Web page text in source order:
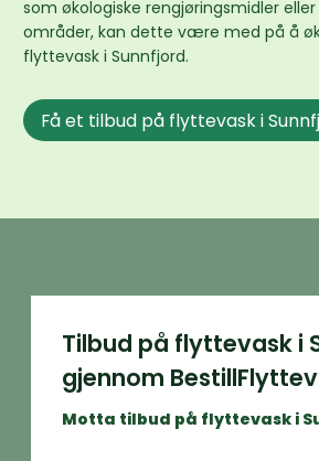
som økologiske rengjøringsmidler
områder, kan dette være med på å
flyttevask i Sunnfjord.
Få et tilbud på flyttevask i
Tilbud på flyttevask i
gjennom
Motta tilbud på flyttevask i